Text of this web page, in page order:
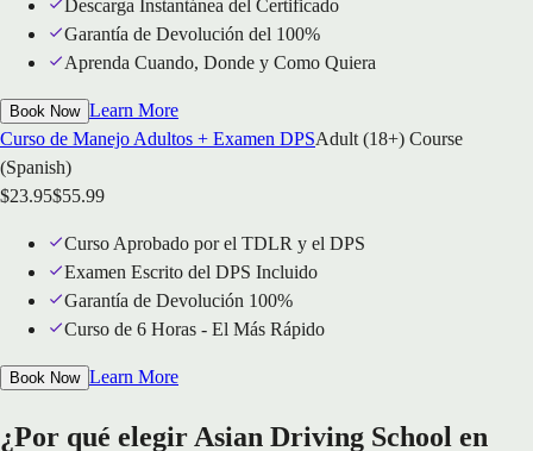
Descarga Instantánea del Certificado
Garantía de Devolución del 100%
Aprenda Cuando, Donde y Como Quiera
Book Now Learn More
Curso de Manejo Adultos + Examen DPSAdult (18+) Course
(Spanish)
$23.95$55.99
Curso Aprobado por el TDLR y el DPS
Examen Escrito del DPS Incluido
Garantía de Devolución 100%
Curso de 6 Horas - El Más Rápido
Book Now Learn More
¿Por qué elegir Asian Driving School en